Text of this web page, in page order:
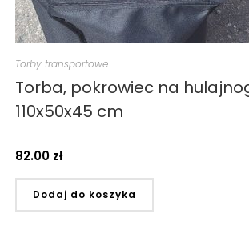
Torby transportowe
Torba, pokrowiec na
110x50x45 cm
82.00 zł
Dodaj do koszyka